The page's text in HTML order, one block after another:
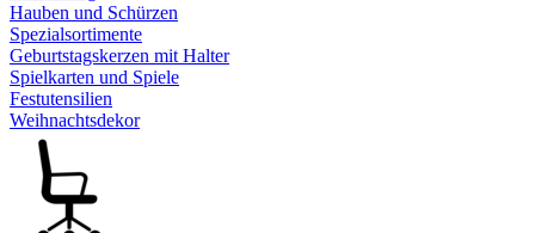
Hauben und Schürzen
Spezialsortimente
Geburtstagskerzen mit Halter
Spielkarten und Spiele
Festutensilien
Weihnachtsdekor